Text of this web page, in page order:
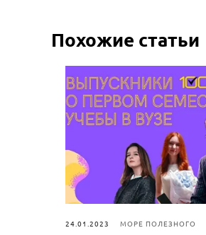
Похожие статьи
24.01.2023 МОРЕ ПОЛЕЗНОГО